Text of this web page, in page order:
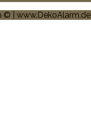
© | www.DekoAlarm.de